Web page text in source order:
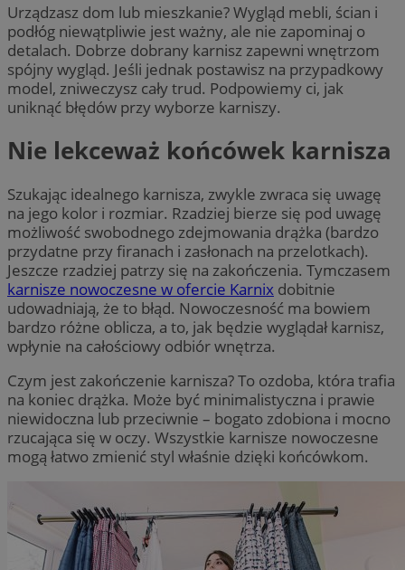
Urządzasz dom lub mieszkanie? Wygląd mebli, ścian i
podłóg niewątpliwie jest ważny, ale nie zapominaj o
detalach. Dobrze dobrany karnisz zapewni wnętrzom
spójny wygląd. Jeśli jednak postawisz na przypadkowy
model, zniweczysz cały trud. Podpowiemy ci, jak
uniknąć błędów przy wyborze karniszy.
Nie lekceważ końcówek karnisza
Szukając idealnego karnisza, zwykle zwraca się uwagę
na jego kolor i rozmiar. Rzadziej bierze się pod uwagę
możliwość swobodnego zdejmowania drążka (bardzo
przydatne przy firanach i zasłonach na przelotkach).
Jeszcze rzadziej patrzy się na zakończenia. Tymczasem
karnisze nowoczesne w ofercie Karnix dobitnie
udowadniają, że to błąd. Nowoczesność ma bowiem
bardzo różne oblicza, a to, jak będzie wyglądał karnisz,
wpłynie na całościowy odbiór wnętrza.
Czym jest zakończenie karnisza? To ozdoba, która trafia
na koniec drążka. Może być minimalistyczna i prawie
niewidoczna lub przeciwnie – bogato zdobiona i mocno
rzucająca się w oczy. Wszystkie karnisze nowoczesne
mogą łatwo zmienić styl właśnie dzięki końcówkom.